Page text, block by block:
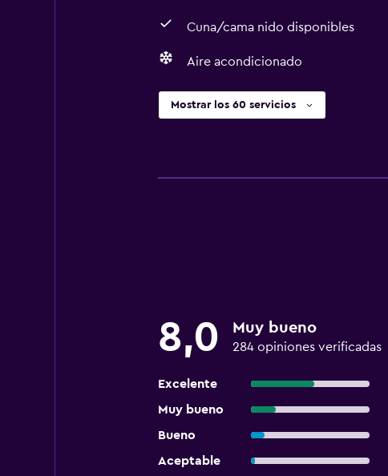
Cuna/cama nido disponibles
Aire acondicionado
Mostrar los 60 servicios
8,0 Muy bueno
284 opiniones verificadas
Excelente
Muy bueno
Bueno
Aceptable